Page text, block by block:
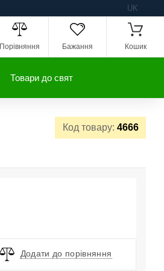
UK
Порівняння Бажання Кошик
Товари до свят
Код товару: 4666
Додати до порівняння